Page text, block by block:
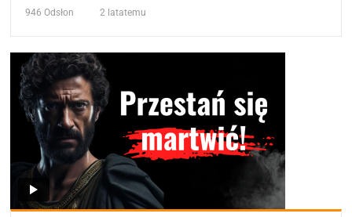
946 Odsłon 2 latatemu